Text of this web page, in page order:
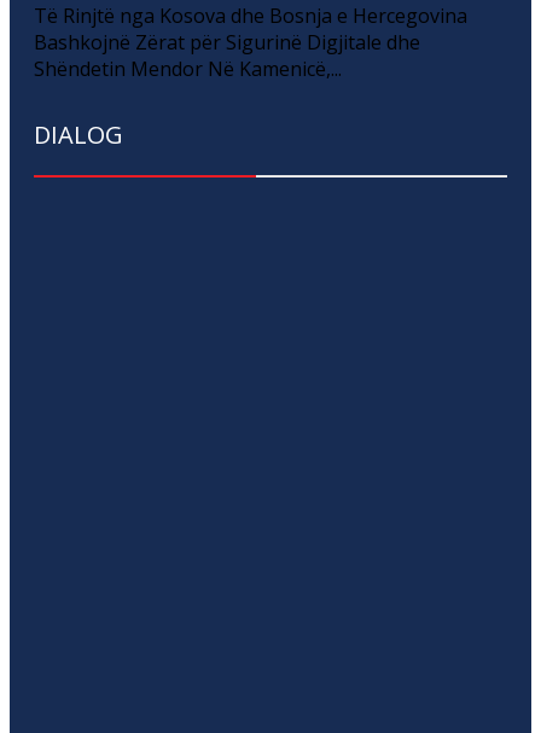
Të Rinjtë nga Kosova dhe Bosnja e Hercegovina
Bashkojnë Zërat për Sigurinë Digjitale dhe
Shëndetin Mendor Në Kamenicë,...
DIALOG